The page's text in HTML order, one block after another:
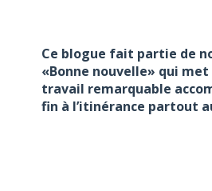
Ce blogue fait partie de
«Bonne nouvelle» qui
travail remarquable
fin à l’itinérance partout